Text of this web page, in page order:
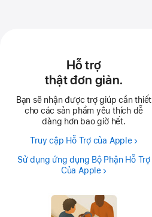
Hỗ trợ
thật đơn giản.
Bạn sẽ nhận được trợ giúp cần thiết
cho các sản phẩm yêu thích dễ
dàng hơn bao giờ hết.
Truy cập Hỗ Trợ của Apple
Sử dụng ứng dụng Bộ Phận Hỗ Trợ
Của Apple